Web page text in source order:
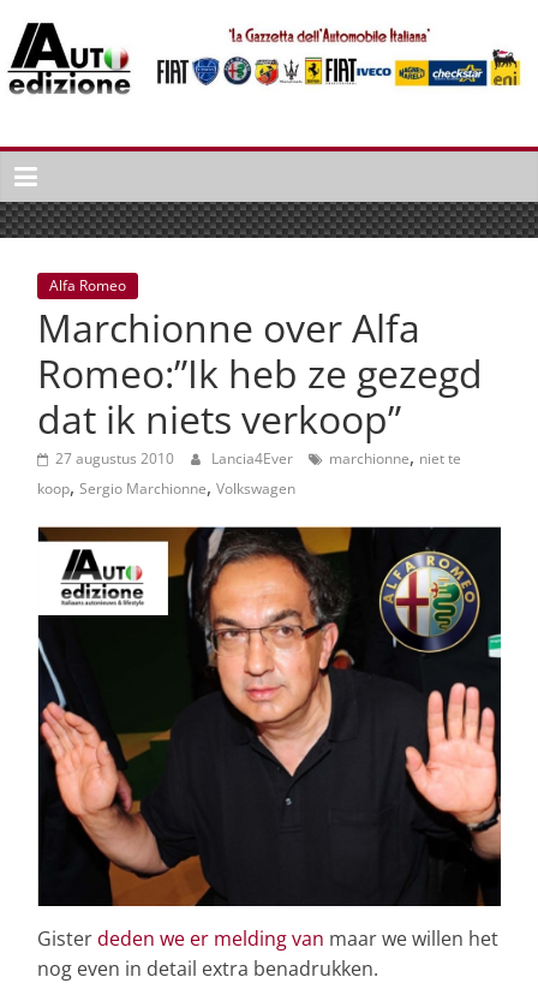
naar
inhoud
Auto
Edizione
La
Gazetta
dell'Automobile
Italiana
Italiaans
autonieuws
lifestyle
Alfa Romeo
Marchionne over Alfa
Romeo:”Ik heb ze gezegd
dat ik niets verkoop”
27 augustus 2010 Lancia4Ever marchionne, niet te
koop, Sergio Marchionne, Volkswagen
Gisterdeden we er melding van maar we willen het
nog even in detail extra benadrukken.